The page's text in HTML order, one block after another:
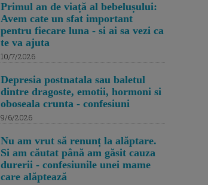
Primul an de viață al bebelușului:
Avem cate un sfat important
pentru fiecare luna - si ai sa vezi ca
te va ajuta
10/7/2026
Depresia postnatala sau baletul
dintre dragoste, emotii, hormoni si
oboseala crunta - confesiuni
9/6/2026
Nu am vrut să renunț la alăptare.
Si am căutat până am găsit cauza
durerii - confesiunile unei mame
care alăptează